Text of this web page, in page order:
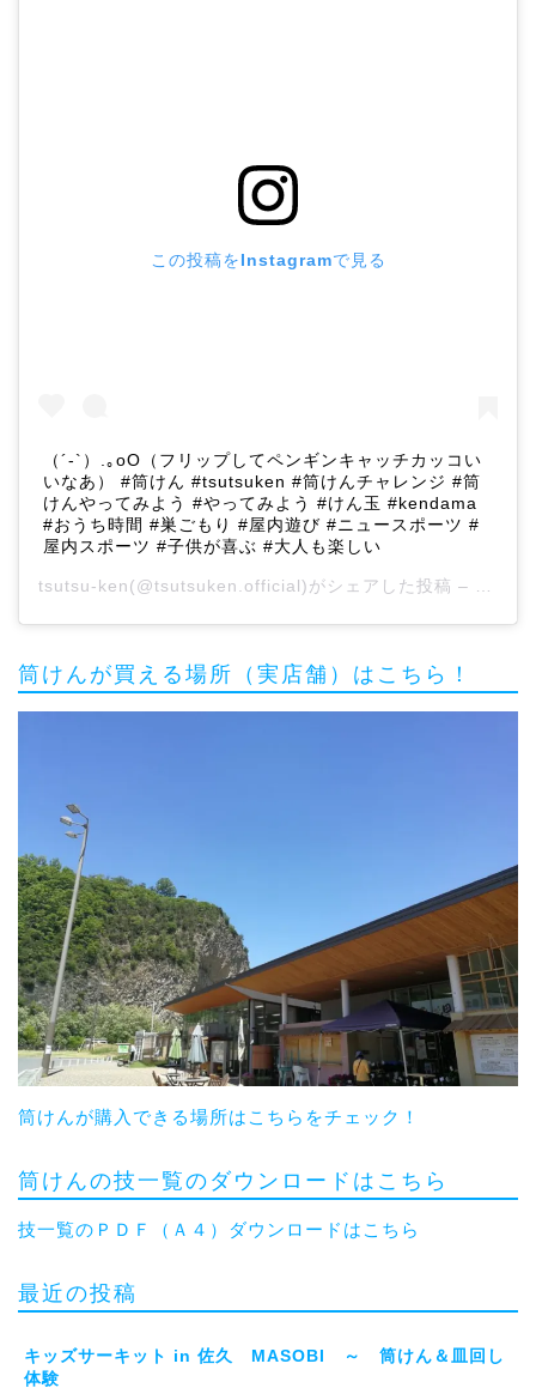
この投稿をInstagramで見る
（´-`）.｡oO（フリップしてペンギンキャッチカッコい
いなあ） #筒けん #tsutsuken #筒けんチャレンジ #筒
けんやってみよう #やってみよう #けん玉 #kendama
#おうち時間 #巣ごもり #屋内遊び #ニュースポーツ #
屋内スポーツ #子供が喜ぶ #大人も楽しい
tsutsu-ken(@tsutsuken.official)がシェアした投稿 –
筒けんが買える場所（実店舗）はこちら！
筒けんが購入できる場所はこちらをチェック！
筒けんの技一覧のダウンロードはこちら
技一覧のＰＤＦ（Ａ４）ダウンロードはこちら
最近の投稿
キッズサーキット in 佐久 MASOBI ～ 筒けん＆皿回し
体験